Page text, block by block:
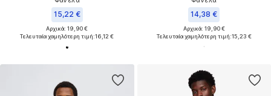
15,22 €
Αρχικά: 19,90 €
Τελευταία χαμηλότερη τιμή:16,12 €
14,38 €
Αρχικά: 19,90 €
Τελευταία χαμηλότερη τιμή:15,23 €